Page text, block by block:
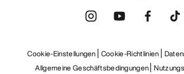
Cookie-Einstellungen Cookie-Richtlinien
Allgemeine Geschäftsbedingungen